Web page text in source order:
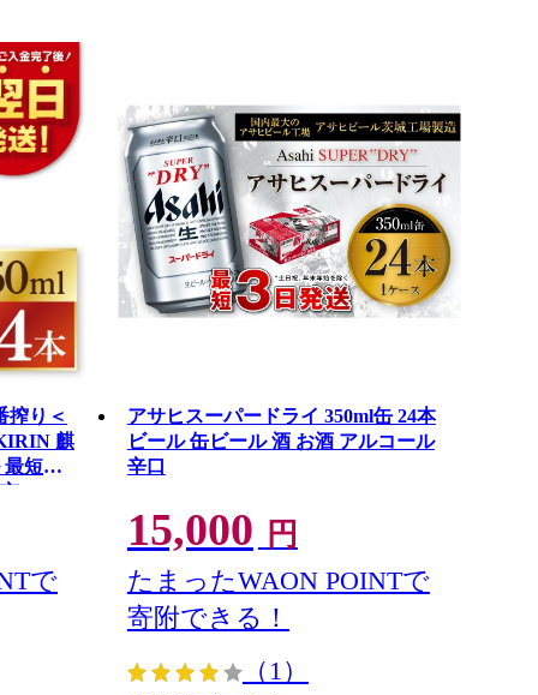
搾り＜
麒
最短翌
で
アサヒスーパードライ 350ml缶 24本
ビール 缶ビール 酒 お酒 アルコール
辛口
15,000 円
たまったWAON POINTで
寄附できる！
（1）